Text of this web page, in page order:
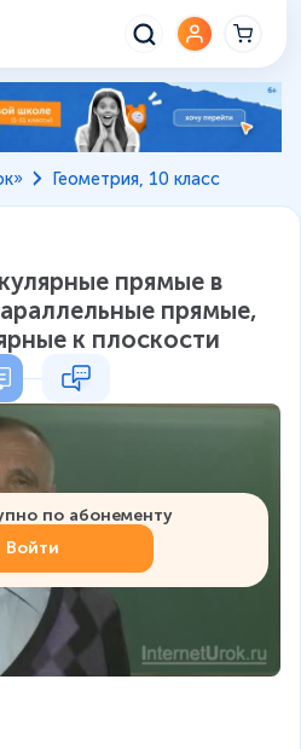
Геометрия, 10 класс
прямые в
прямые,
к плоскости
по абонементу
Войти